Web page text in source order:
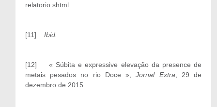
relatorio.shtml
[11] Ibid.
[12] « Súbita e expressive elevação da presence de
metais pesados no rio Doce »,Jornal Extra , 29 de
dezembro de 2015.